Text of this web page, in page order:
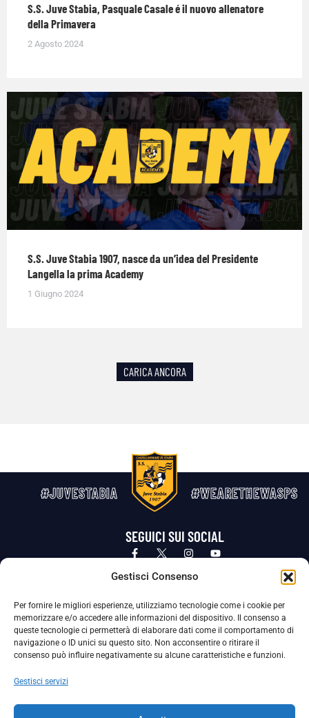
Gestisci Consenso
Per fornire le migliori esperienze, utilizziamo tecnologie come i cookie per
memorizzare e/o accedere alle informazioni del dispositivo. Il consenso a
queste tecnologie ci permetterà di elaborare dati come il comportamento di
navigazione o ID unici su questo sito. Non acconsentire o ritirare il
consenso può influire negativamente su alcune caratteristiche e funzioni.
Gestisci servizi
S.S. Juve Stabia, Pasquale Casale é il nuovo allenatore
della Primavera
2 Agosto 2024
S.S. Juve Stabia 1907, nasce da un’idea del Presidente
Langella la prima Academy
1 Giugno 2024
CARICA ANCORA
#JUVESTABIA #WEARETHEWASPS
SEGUICI SUI SOCIAL
Privacy Policy Cookie Policy
La Società ha nominato il Responsabile della Protezione dei Dati Personali (DPO), figura specializzata che vigila sulle modalità
adottate dalla nostra Società per tutelare i Suoi dati personali.
Per contattare il DPO può scrivere a